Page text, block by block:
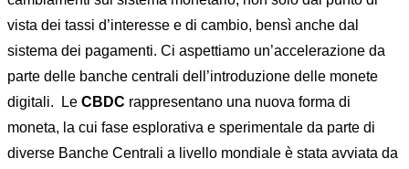
vista dei tassi d’interesse e di cambio, bensì anche dal
sistema dei pagamenti. Ci aspettiamo un’accelerazione da
parte delle banche centrali dell’introduzione delle monete
digitali. Le CBDC rappresentano una nuova forma di
moneta, la cui fase esplorativa e sperimentale da parte di
diverse Banche Centrali a livello mondiale è stata avviata da